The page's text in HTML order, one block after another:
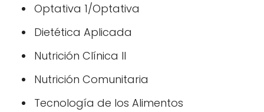
Optativa 1/Optativa
Dietética Aplicada
Nutrición Clínica II
Nutrición Comunitaria
Tecnología de los Alimentos